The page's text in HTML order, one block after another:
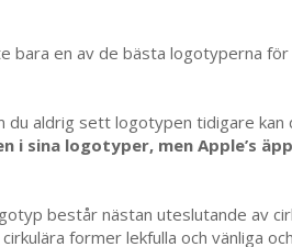
en av de bästa logotyperna
aldrig sett logotypen tidigare kan
i sina logotyper, men Apple’s
består nästan uteslutande av
former lekfulla och vänliga